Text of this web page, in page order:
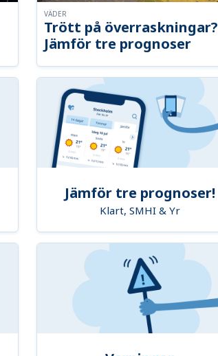
Trött på överraskningar?
Jämför tre prognoser
VÄDER
Jämför tre prognoser!
Klart, SMHI & Yr